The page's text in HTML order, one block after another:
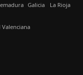
Galicia La Rioja